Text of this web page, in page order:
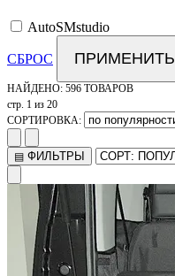
AutoSMstudio
СБРОС ПРИМЕНИТЬ
НАЙДЕНО: 596 ТОВАРОВ
стр. 1 из 20
СОРТИРОВКА:
▤ ФИЛЬТРЫ